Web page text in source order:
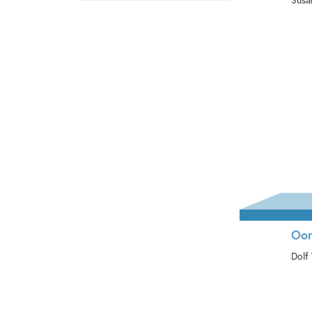
Dolf